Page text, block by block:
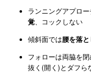
ランニングアプロ
覚 、コックしない
傾斜面では腰を落
フォローは両脇を閉
抜く(開く)とダフら